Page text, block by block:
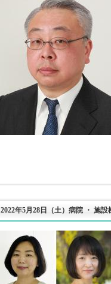
2022年5月28日（土）病院 ・ 施